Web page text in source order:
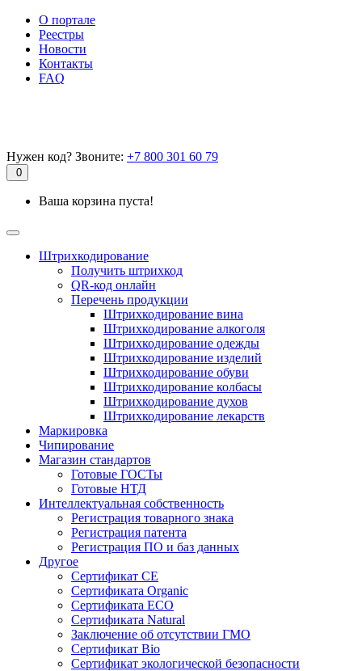
О портале
Реестры
Новости
Контакты
FAQ
Нужен код? Звоните: +7 800 301 60 79
0
Ваша корзина пуста!
Штрихкодирование
Получить штрихкод
QR-код онлайн
Перечень продукции
Штрихкодирование вина
Штрихкодирование алкоголя
Штрихкодирование одежды
Штрихкодирование изделий
Штрихкодирование обуви
Штрихкодирование колбасы
Штрихкодирование духов
Штрихкодирование лекарств
Маркировка
Чипирование
Магазин стандартов
Готовые ГОСТы
Готовые НТД
Интеллектуальная собственность
Регистрация товарного знака
Регистрация патента
Регистрация ПО и баз данных
Другое
Сертификат СЕ
Сертификата Organic
Сертификата ECO
Сертификата Natural
Заключение об отсутствии ГМО
Сертификат Bio
Сертификат экологической безопасности